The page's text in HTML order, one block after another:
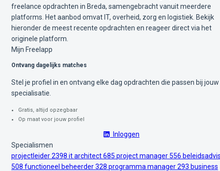
freelance opdrachten in Breda, samengebracht vanuit meerdere
platforms. Het aanbod omvat IT, overheid, zorg en logistiek. Bekijk
hieronder de meest recente opdrachten en reageer direct via het
originele platform.
Mijn Freelapp
Ontvang dagelijks matches
Stel je profiel in en ontvang elke dag opdrachten die passen bij jouw
specialisatie.
Gratis, altijd opzegbaar
Op maat voor jouw profiel
Inloggen
Specialismen
projectleider2398 it architect685 project manager556
508 functioneel beheerder328 programma manager293 business